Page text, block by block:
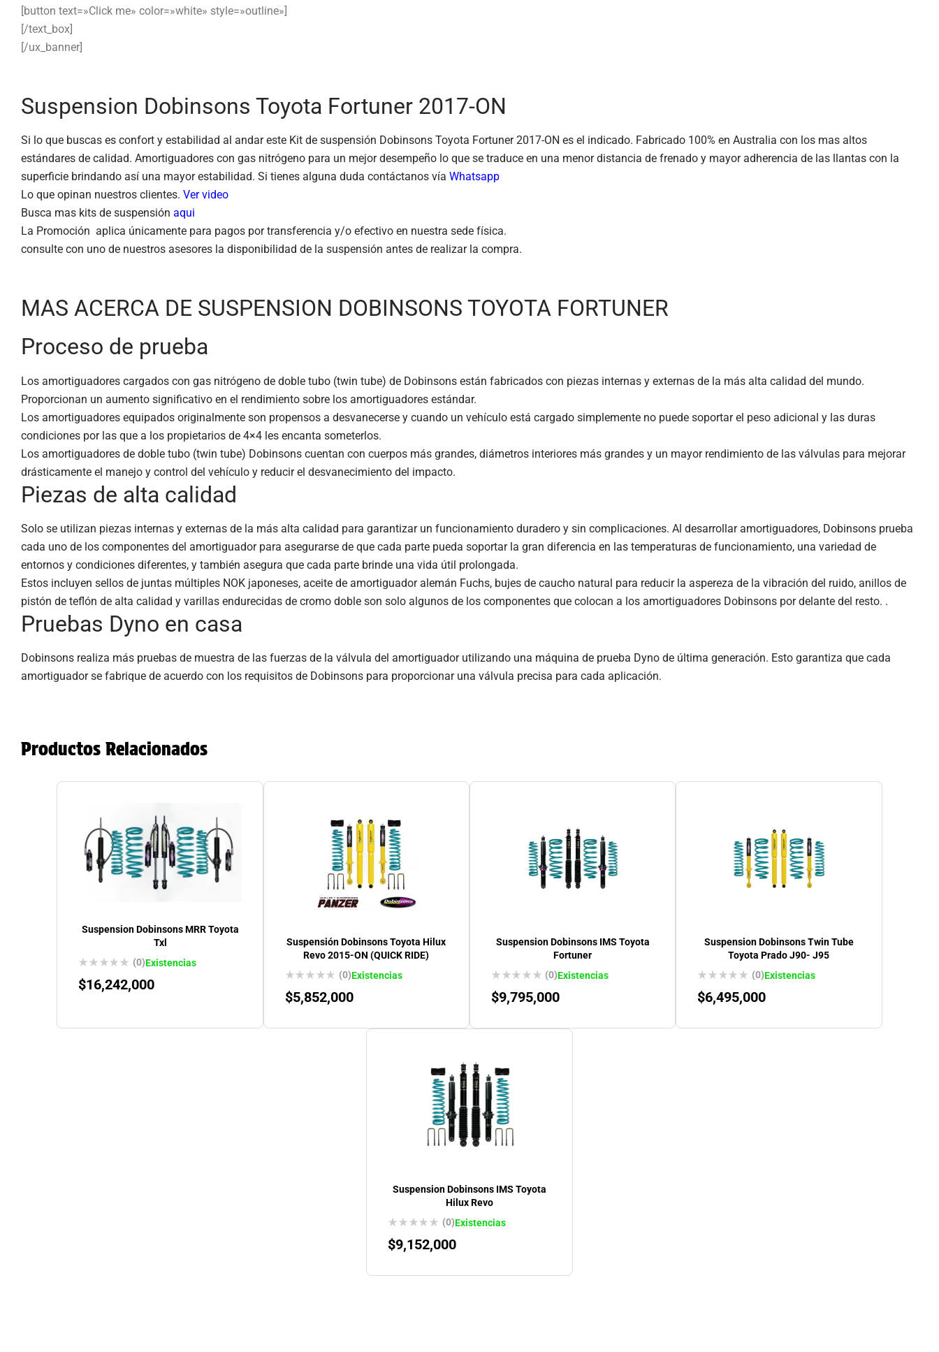
[button text=»Click me» color=»white» style=»outline»]
[/text_box]
[/ux_banner]
Suspension Dobinsons Toyota Fortuner 2017-ON
Si lo que buscas es confort y estabilidad al andar este Kit de suspensión Dobinsons Toyota Fortuner 2017-ON es el indicado. Fabricado 100% en Australia con los mas altos
estándares de calidad. Amortiguadores con gas nitrógeno para un mejor desempeño lo que se traduce en una menor distancia de frenado y mayor adherencia de las llantas con la
superficie brindando así una mayor estabilidad. Si tienes alguna duda contáctanos vía Whatsapp
Lo que opinan nuestros clientes. Ver video
Busca mas kits de suspensión aqui
La Promoción aplica únicamente para pagos por transferencia y/o efectivo en nuestra sede física.
consulte con uno de nuestros asesores la disponibilidad de la suspensión antes de realizar la compra.
MAS ACERCA DE SUSPENSION DOBINSONS TOYOTA FORTUNER
Proceso de prueba
Los amortiguadores cargados con gas nitrógeno de doble tubo (twin tube) de Dobinsons están fabricados con piezas internas y externas de la más alta calidad del mundo.
Proporcionan un aumento significativo en el rendimiento sobre los amortiguadores estándar.
Los amortiguadores equipados originalmente son propensos a desvanecerse y cuando un vehículo está cargado simplemente no puede soportar el peso adicional y las duras
condiciones por las que a los propietarios de 4×4 les encanta someterlos.
Los amortiguadores de doble tubo (twin tube) Dobinsons cuentan con cuerpos más grandes, diámetros interiores más grandes y un mayor rendimiento de las válvulas para mejorar
drásticamente el manejo y control del vehículo y reducir el desvanecimiento del impacto.
Piezas de alta calidad
Solo se utilizan piezas internas y externas de la más alta calidad para garantizar un funcionamiento duradero y sin complicaciones. Al desarrollar amortiguadores, Dobinsons prueba
cada uno de los componentes del amortiguador para asegurarse de que cada parte pueda soportar la gran diferencia en las temperaturas de funcionamiento, una variedad de
entornos y condiciones diferentes, y también asegura que cada parte brinde una vida útil prolongada.
Estos incluyen sellos de juntas múltiples NOK japoneses, aceite de amortiguador alemán Fuchs, bujes de caucho natural para reducir la aspereza de la vibración del ruido, anillos de
pistón de teflón de alta calidad y varillas endurecidas de cromo doble son solo algunos de los componentes que colocan a los amortiguadores Dobinsons por delante del resto. .
Pruebas Dyno en casa
Dobinsons realiza más pruebas de muestra de las fuerzas de la válvula del amortiguador utilizando una máquina de prueba Dyno de última generación. Esto garantiza que cada
amortiguador se fabrique de acuerdo con los requisitos de Dobinsons para proporcionar una válvula precisa para cada aplicación.
Productos Relacionados
Suspension Dobinsons MRR Toyota
Txl
(0)Existencias
$16,242,000
Suspensión Dobinsons Toyota Hilux
Revo 2015-ON (QUICK RIDE)
(0)Existencias
$5,852,000
Suspension Dobinsons IMS Toyota
Fortuner
(0)Existencias
$9,795,000
Suspension Dobinsons Twin Tube
Toyota Prado J90- J95
(0)Existencias
$6,495,000
Suspension Dobinsons IMS Toyota
Hilux Revo
(0)Existencias
$9,152,000